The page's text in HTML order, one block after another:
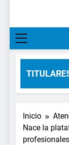
El
3 Días Atrás
Inicio
Nace la